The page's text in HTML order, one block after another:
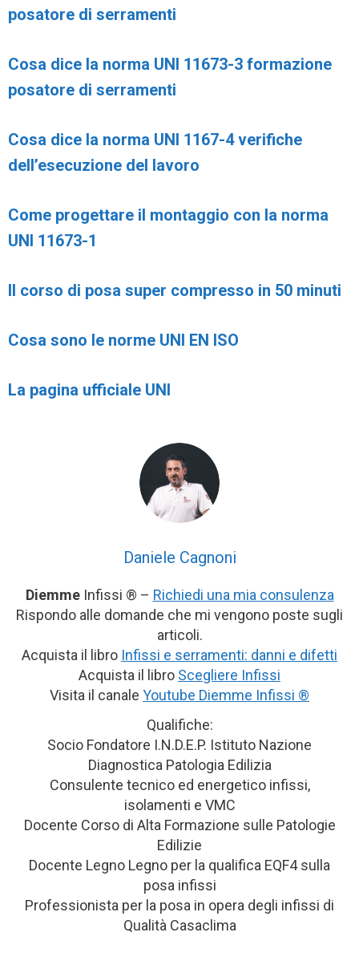
posatore di serramenti
Cosa dice la norma UNI 11673-3 formazione
posatore di serramenti
Cosa dice la norma UNI 1167-4 verifiche
dell’esecuzione del lavoro
Come progettare il montaggio con la norma
UNI 11673-1
Il corso di posa super compresso in 50 minuti
Cosa sono le norme UNI EN ISO
La pagina ufficiale UNI
Daniele Cagnoni
Diemme Infissi ® – Richiedi una mia consulenza
Rispondo alle domande che mi vengono poste sugli
articoli.
Acquista il libro Infissi e serramenti: danni e difetti
Acquista il libro Scegliere Infissi
Visita il canale Youtube Diemme Infissi ®
Qualifiche:
Socio Fondatore I.N.D.E.P. Istituto Nazione
Diagnostica Patologia Edilizia
Consulente tecnico ed energetico infissi,
isolamenti e VMC
Docente Corso di Alta Formazione sulle Patologie
Edilizie
Docente Legno Legno per la qualifica EQF4 sulla
posa infissi
Professionista per la posa in opera degli infissi di
Qualità Casaclima